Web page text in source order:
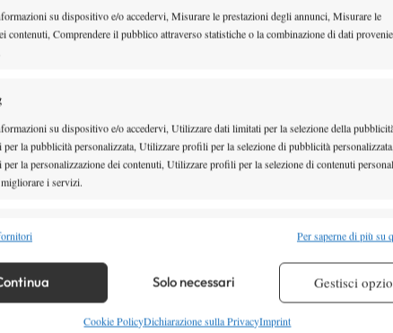
su dispositivo e/o accedervi, Misurare le prestazioni degli annunci, Misurare le
contenuti, Comprendere il pubblico attraverso statistiche o la combinazione di dati
su dispositivo e/o accedervi, Utilizzare dati limitati per la selezione della
la pubblicità personalizzata, Utilizzare profili per la selezione di pubblicità personalizzata,
la personalizzazione dei contenuti, Utilizzare profili per la selezione di contenuti
i servizi.
dispositivi in base alle informazioni trasmesse automaticamente.
la sicurezza, prevenire e rilevare frodi, correggere errori,
Per saperne di più su
Solo necessari Gestisci
Cookie PolicyDichiarazione sulla PrivacyImprint
di così…
Giulia Remondina